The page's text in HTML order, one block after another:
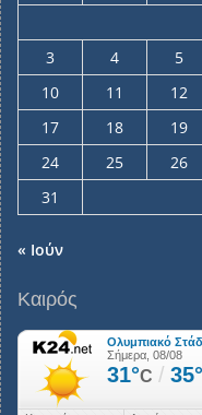
3
4 5
10
11 12
17
18 19
24
25 26
31
« Ιούν
Καιρός